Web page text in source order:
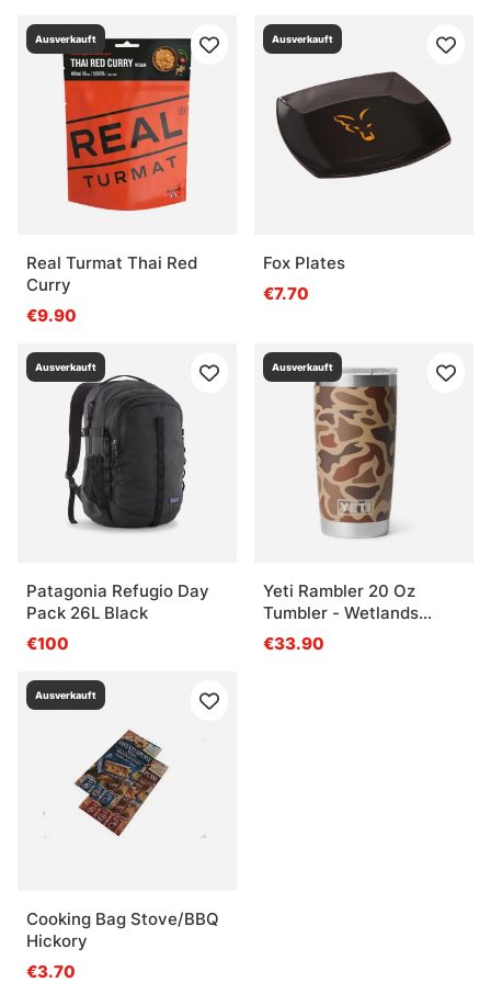
Ausverkauft
Real Turmat Thai Red
Curry
€9.90
Ausverkauft
Fox Plates
€7.70
Ausverkauft
Patagonia Refugio Day
Pack 26L Black
€100
Ausverkauft
Yeti Rambler 20 Oz
Tumbler - Wetlands
Camo
€33.90
Ausverkauft
Cooking Bag Stove/BBQ
Hickory
€3.70